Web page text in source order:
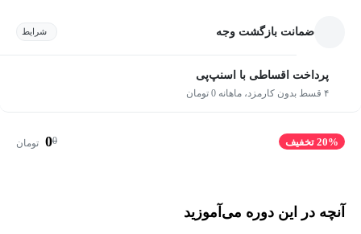
ضمانت بازگشت وجه شرایط
پرداخت اقساطی با اسنپ‌پی
۴ قسط بدون کارمزد، ماهانه 0 تومان
20% تخفیف 0
0 تومان
آنچه در این دوره می‌آموزید